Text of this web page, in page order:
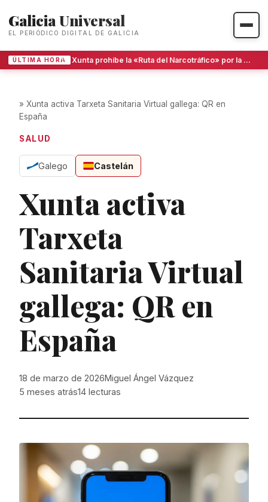
Galicia Universal
EL PERIÓDICO DIGITAL DE GALICIA
ÚLTIMA HORA La Xunta prohíbe la «Ruta del Narcotráfico» por la ría de Arousa por incumplir la ley turística
» Xunta activa Tarxeta Sanitaria Virtual gallega: QR en
España
SALUD
Galego Castelán
Xunta activa
Tarxeta
Sanitaria Virtual
gallega: QR en
España
18 de marzo de 2026Miguel Ángel Vázquez
5 meses atrás14 lecturas